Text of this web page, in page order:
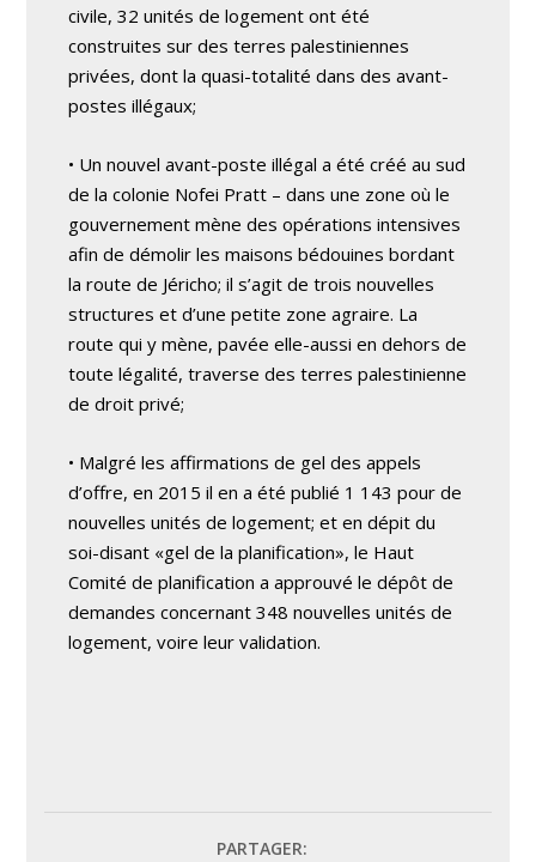
civile, 32 unités de logement ont été
construites sur des terres palestiniennes
privées, dont la quasi-totalité dans des avant-
postes illégaux;
• Un nouvel avant-poste illégal a été créé au sud
de la colonie Nofei Pratt – dans une zone où le
gouvernement mène des opérations intensives
afin de démolir les maisons bédouines bordant
la route de Jéricho; il s’agit de trois nouvelles
structures et d’une petite zone agraire. La
route qui y mène, pavée elle-aussi en dehors de
toute légalité, traverse des terres palestinienne
de droit privé;
• Malgré les affirmations de gel des appels
d’offre, en 2015 il en a été publié 1 143 pour de
nouvelles unités de logement; et en dépit du
soi-disant «gel de la planification», le Haut
Comité de planification a approuvé le dépôt de
demandes concernant 348 nouvelles unités de
logement, voire leur validation.
PARTAGER: